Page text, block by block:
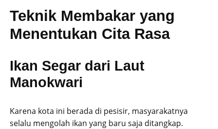
Teknik Membakar yang
Menentukan Cita Rasa
Ikan Segar dari Laut
Manokwari
Karena kota ini berada di pesisir, masyarakatnya
selalu mengolah ikan yang baru saja ditangkap.